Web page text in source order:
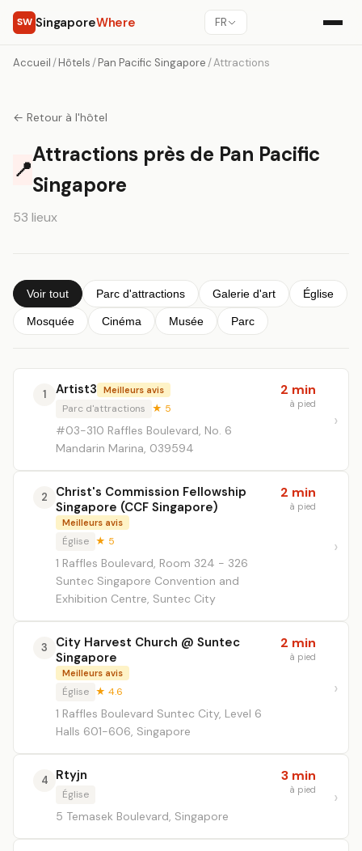
SW SingaporeWhere FR
Accueil /Hôtels /Pan Pacific Singapore /Attractions
← Retour à l'hôtel
📍
Attractions près de Pan Pacific
Singapore
53 lieux
Voir tout Parc d'attractions Galerie d'art Église
Mosquée Cinéma Musée Parc
1 Artist3 Meilleurs avis
Parc d'attractions ★ 5
#03-310 Raffles Boulevard, No. 6
Mandarin Marina, 039594
2 min
à pied
2
Christ's Commission Fellowship
Singapore (CCF Singapore)
Meilleurs avis
Église ★ 5
1 Raffles Boulevard, Room 324 - 326
Suntec Singapore Convention and
Exhibition Centre, Suntec City
2 min
à pied
3
City Harvest Church @ Suntec
Singapore
Meilleurs avis
Église ★ 4.6
1 Raffles Boulevard Suntec City, Level 6
Halls 601-606, Singapore
2 min
à pied
4 Rtyjn
Église
5 Temasek Boulevard, Singapore
3 min
à pied